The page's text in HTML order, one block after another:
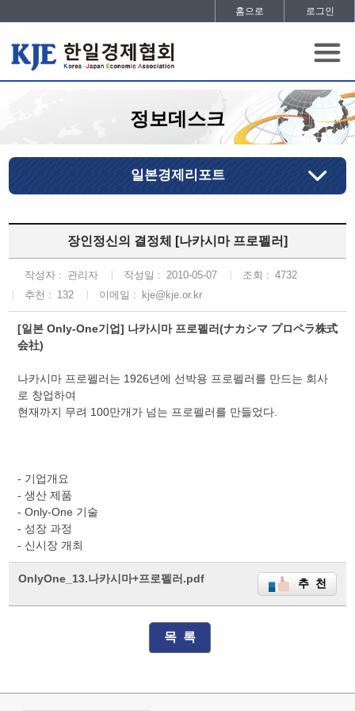
홈으로 로그인
정보데스크
일본경제리포트
장인정신의 결정체 [나카시마 프로펠러]
작성자 : 관리자 작성일 : 2010-05-07 조회 : 4732
추천 : 132 이메일 : kje@kje.or.kr
[일본 Only-One기업] 나카시마 프로펠러(ナカシマ プロペラ株式
会社)
나카시마 프로펠러는 1926년에 선박용 프로펠러를 만드는 회사
로 창업하여
현재까지 무려 100만개가 넘는 프로펠러를 만들었다.
- 기업개요
- 생산 제품
- Only-One 기술
- 성장 과정
- 신시장 개최
OnlyOne_13.나카시마+프로펠러.pdf 추 천
목 록